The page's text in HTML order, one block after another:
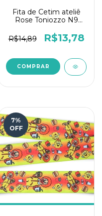
Fita de Cetim ateliê
Rose Toniozzo N9
R$14,89
R$13,78
7%
OFF